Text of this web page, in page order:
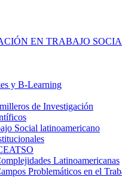
EN TRABAJO
y B-Learning
de Investigación
Social latinoamericano
Latinoamericanas
Problemáticos en el